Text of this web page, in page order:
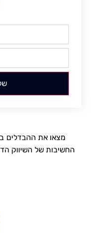
Google Vs Facebook מצאו את ההבדלים
החשיבות של השיווק